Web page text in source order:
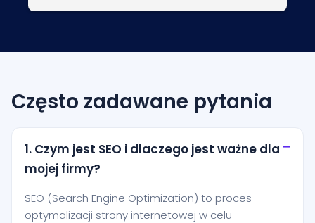
Często zadawane pytania
1. Czym jest SEO i dlaczego jest ważne dla
mojej firmy?
SEO (Search Engine Optimization) to proces
optymalizacji strony internetowej w celu